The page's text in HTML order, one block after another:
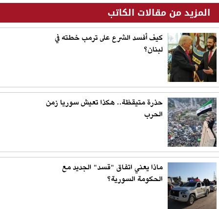
المزيد من مقالات الكاتب
كيف أفسد الشرع على ترمب خطته في
لبنان؟
حذرة متيقظة.. هكذا تعيش سوريا زمن
الحرب
ماذا يعني اتفاق "قسد" الجديد مع
الحكومة السورية؟